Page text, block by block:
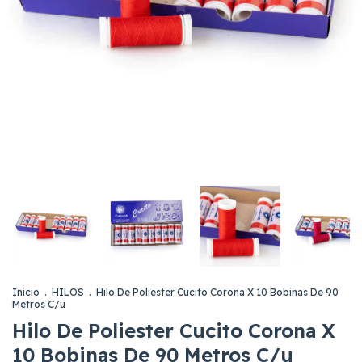
Inicio . HILOS . Hilo De Poliester Cucito Corona X 10 Bobinas De 90
Metros C/u
Hilo De Poliester Cucito Corona X
10 Bobinas De 90 Metros C/u